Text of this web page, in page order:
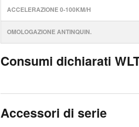
ACCELERAZIONE 0-100KM/H
OMOLOGAZIONE ANTINQUIN.
Consumi dichiarati
Accessori di serie